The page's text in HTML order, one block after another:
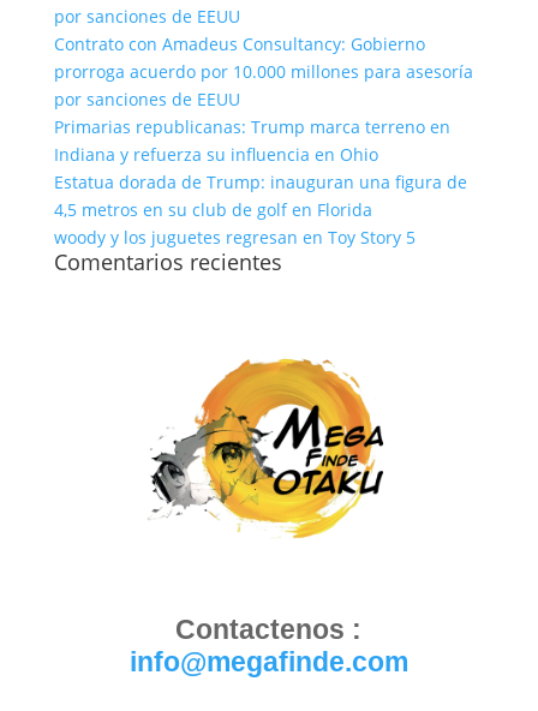
por sanciones de EEUU
Contrato con Amadeus Consultancy: Gobierno
prorroga acuerdo por 10.000 millones para asesoría
por sanciones de EEUU
Primarias republicanas: Trump marca terreno en
Indiana y refuerza su influencia en Ohio
Estatua dorada de Trump: inauguran una figura de
4,5 metros en su club de golf en Florida
woody y los juguetes regresan en Toy Story 5
Comentarios recientes
Contactenos :
info@megafinde.com